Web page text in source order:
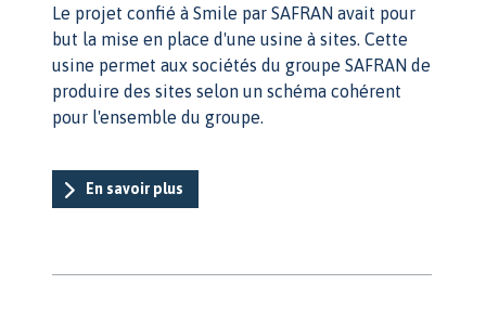
Le projet confié à Smile par SAFRAN avait pour
but la mise en place d'une usine à sites. Cette
usine permet aux sociétés du groupe SAFRAN de
produire des sites selon un schéma cohérent
pour l'ensemble du groupe.
En savoir plus